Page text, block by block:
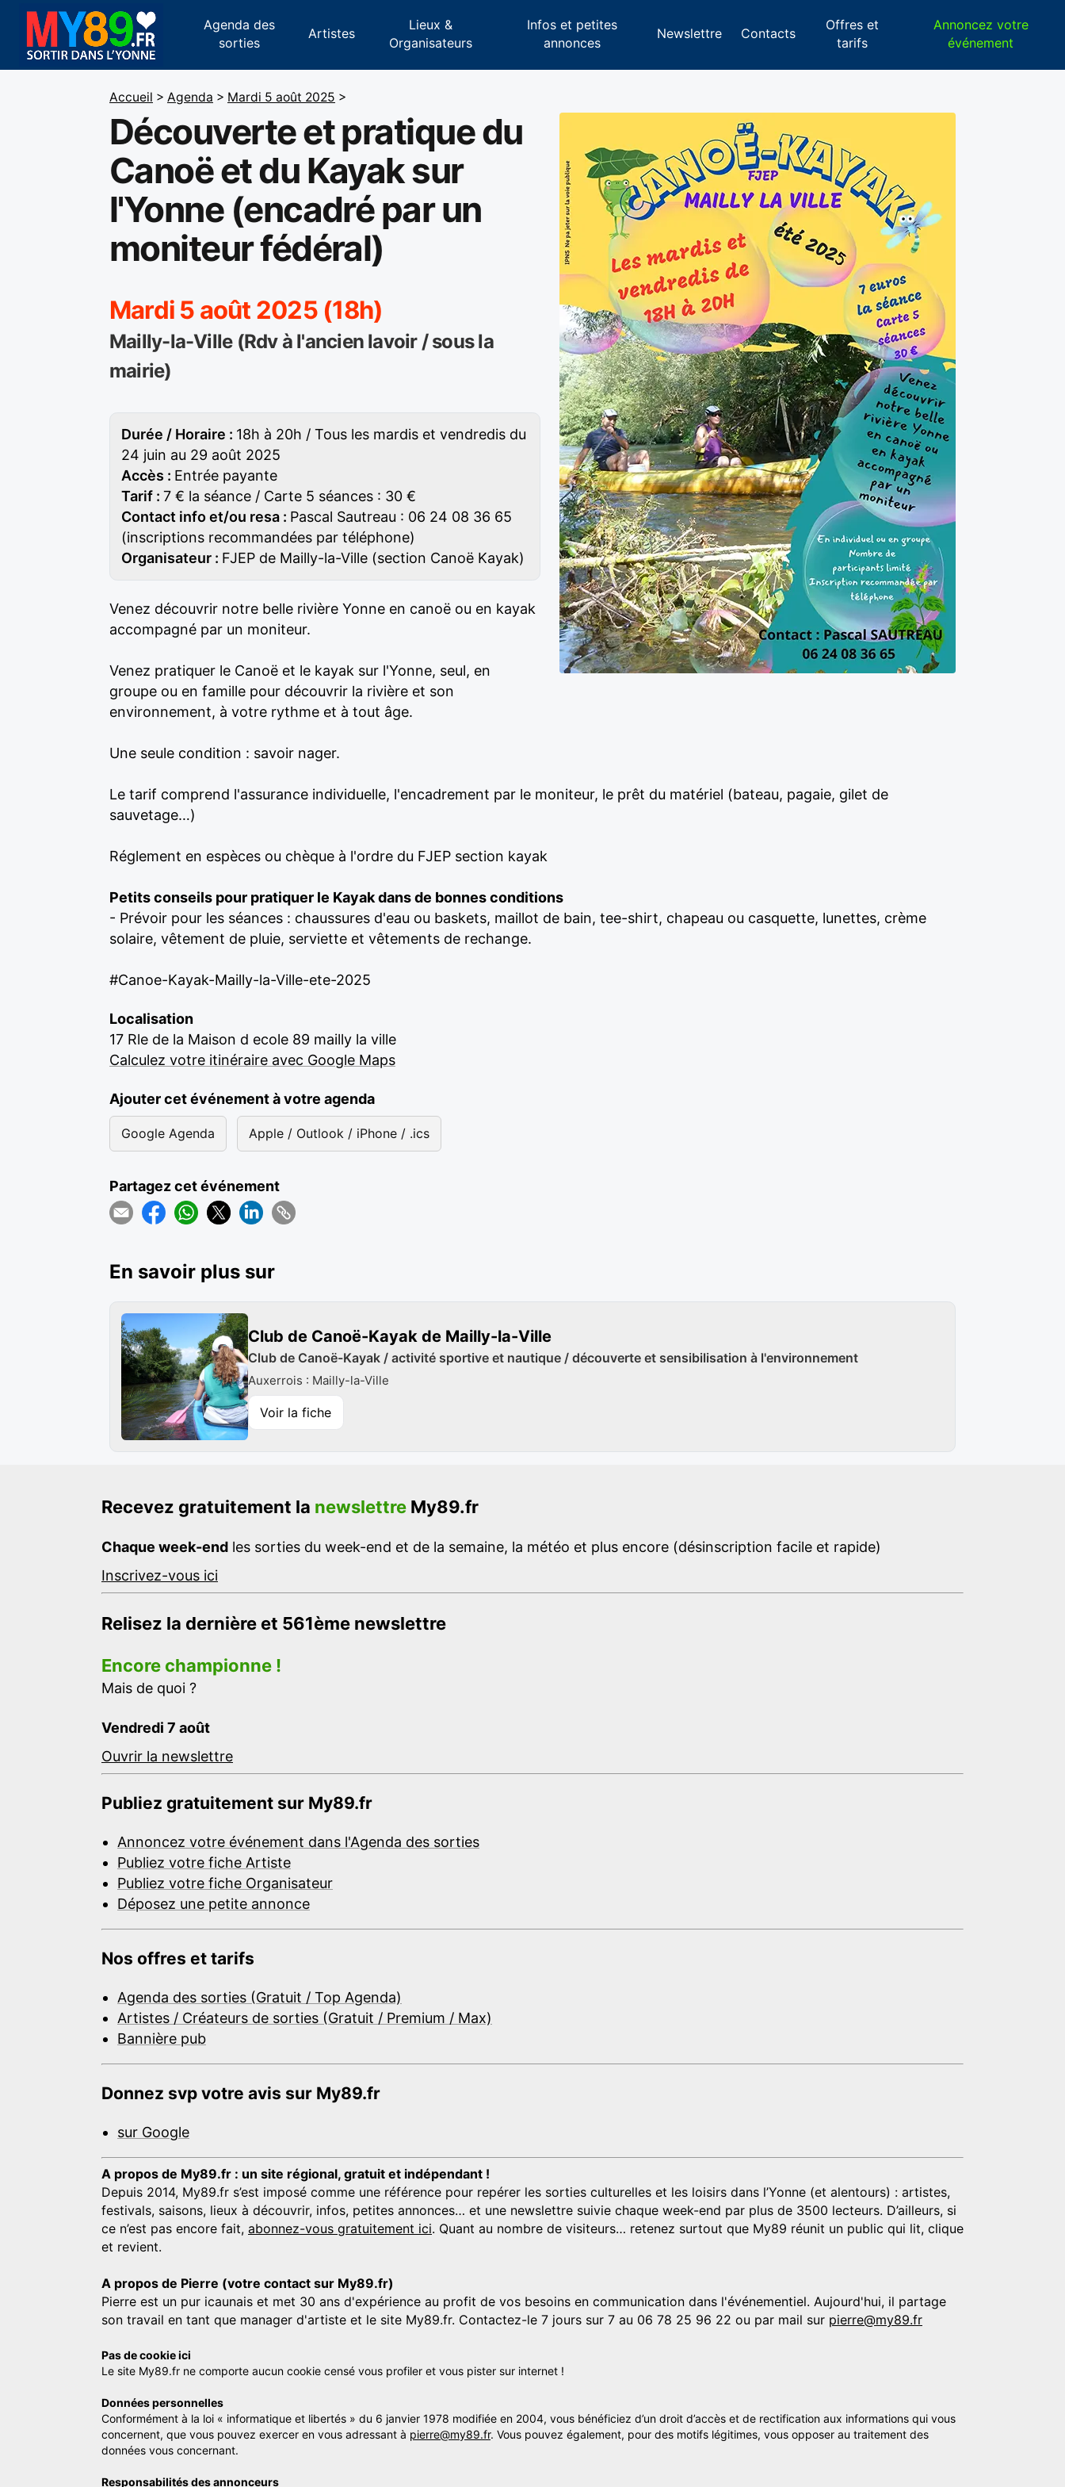
Agenda des
sorties
Artistes
Lieux &
Organisateurs
Infos et petites
annonces
Newslettre Contacts
Offres et
tarifs
Annoncez votre
événement
Accueil > Agenda > Mardi 5 août 2025 >
Découverte et pratique du
Canoë et du Kayak sur
l'Yonne (encadré par un
moniteur fédéral)
Mardi 5 août 2025 (18h)
Mailly-la-Ville (Rdv à l'ancien lavoir / sous la
mairie)
Durée / Horaire : 18h à 20h / Tous les mardis et vendredis du
24 juin au 29 août 2025
Accès : Entrée payante
Tarif : 7 € la séance / Carte 5 séances : 30 €
Contact info et/ou resa : Pascal Sautreau : 06 24 08 36 65
(inscriptions recommandées par téléphone)
Organisateur : FJEP de Mailly-la-Ville (section Canoë Kayak)
Venez découvrir notre belle rivière Yonne en canoë ou en kayak
accompagné par un moniteur.
Venez pratiquer le Canoë et le kayak sur l'Yonne, seul, en
groupe ou en famille pour découvrir la rivière et son
environnement, à votre rythme et à tout âge.
Une seule condition : savoir nager.
Le tarif comprend l'assurance individuelle, l'encadrement par le moniteur, le prêt du matériel (bateau, pagaie, gilet de
sauvetage…)
Réglement en espèces ou chèque à l'ordre du FJEP section kayak
Petits conseils pour pratiquer le Kayak dans de bonnes conditions
- Prévoir pour les séances : chaussures d'eau ou baskets, maillot de bain, tee-shirt, chapeau ou casquette, lunettes, crème
solaire, vêtement de pluie, serviette et vêtements de rechange.
#Canoe-Kayak-Mailly-la-Ville-ete-2025
Localisation
17 Rle de la Maison d ecole 89 mailly la ville
Calculez votre itinéraire avec Google Maps
Ajouter cet événement à votre agenda
Google Agenda Apple / Outlook / iPhone / .ics
Partagez cet événement
En savoir plus sur
Club de Canoë-Kayak de Mailly-la-Ville
Club de Canoë-Kayak / activité sportive et nautique / découverte et sensibilisation à l'environnement
Auxerrois : Mailly-la-Ville
Voir la fiche
Recevez gratuitement la newslettre My89.fr
Chaque week-end les sorties du week-end et de la semaine, la météo et plus encore (désinscription facile et rapide)
Inscrivez-vous ici
Relisez la dernière et 561ème newslettre
Encore championne !
Mais de quoi ?
Vendredi 7 août
Ouvrir la newslettre
Publiez gratuitement sur My89.fr
Annoncez votre événement dans l'Agenda des sorties
Publiez votre fiche Artiste
Publiez votre fiche Organisateur
Déposez une petite annonce
Nos offres et tarifs
Agenda des sorties (Gratuit / Top Agenda)
Artistes / Créateurs de sorties (Gratuit / Premium / Max)
Bannière pub
Donnez svp votre avis sur My89.fr
sur Google
A propos de My89.fr : un site régional, gratuit et indépendant !
Depuis 2014, My89.fr s’est imposé comme une référence pour repérer les sorties culturelles et les loisirs dans l’Yonne (et alentours) : artistes,
festivals, saisons, lieux à découvrir, infos, petites annonces… et une newslettre suivie chaque week-end par plus de 3500 lecteurs. D’ailleurs, si
ce n’est pas encore fait, abonnez-vous gratuitement ici. Quant au nombre de visiteurs… retenez surtout que My89 réunit un public qui lit, clique
et revient.
A propos de Pierre (votre contact sur My89.fr)
Pierre est un pur icaunais et met 30 ans d'expérience au profit de vos besoins en communication dans l'événementiel. Aujourd'hui, il partage
son travail en tant que manager d'artiste et le site My89.fr. Contactez-le 7 jours sur 7 au 06 78 25 96 22 ou par mail sur pierre@my89.fr
Pas de cookie ici
Le site My89.fr ne comporte aucun cookie censé vous profiler et vous pister sur internet !
Données personnelles
Conformément à la loi « informatique et libertés » du 6 janvier 1978 modifiée en 2004, vous bénéficiez d’un droit d’accès et de rectification aux informations qui vous
concernent, que vous pouvez exercer en vous adressant à pierre@my89.fr. Vous pouvez également, pour des motifs légitimes, vous opposer au traitement des
données vous concernant.
Responsabilités des annonceurs